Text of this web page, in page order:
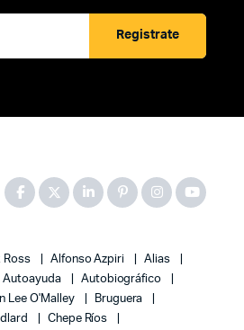
Registrate
Ross Alfonso Azpiri
Alias
Autoayuda
Autobiográfico
Lee O'Malley
Bruguera
Chepe Ríos